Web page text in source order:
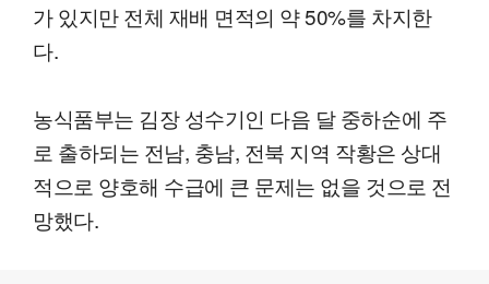
가 있지만 전체 재배 면적의 약 50%를 차지한
다.
농식품부는 김장 성수기인 다음 달 중하순에 주
로 출하되는 전남, 충남, 전북 지역 작황은 상대
적으로 양호해 수급에 큰 문제는 없을 것으로 전
망했다.